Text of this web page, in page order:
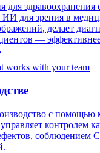
для
для зрения в
делает
—
с помощью
контролем
соблюдением